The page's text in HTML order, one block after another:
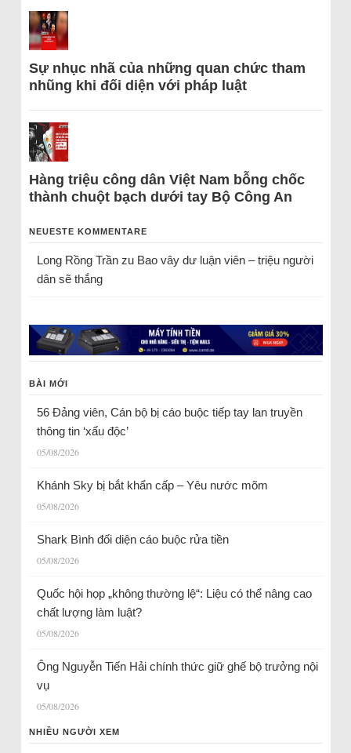
Sự nhục nhã của những quan chức tham
nhũng khi đối diện với pháp luật
Hàng triệu công dân Việt Nam bỗng chốc
thành chuột bạch dưới tay Bộ Công An
NEUESTE KOMMENTARE
Long Rồng Trầnzu Bao vây dư luận viên – triệu người
dân sẽ thắng
BÀI MỚI
56 Đảng viên, Cán bộ bị cáo buộc tiếp tay lan truyền
thông tin ‘xấu độc’
05/08/2026
Khánh Sky bị bắt khẩn cấp – Yêu nước mõm
05/08/2026
Shark Bình đối diện cáo buộc rửa tiền
05/08/2026
Quốc hội họp „không thường lệ“: Liệu có thể nâng cao
chất lượng làm luật?
05/08/2026
Ông Nguyễn Tiến Hải chính thức giữ ghế bộ trưởng nội
vụ
05/08/2026
NHIỀU NGƯỜI XEM